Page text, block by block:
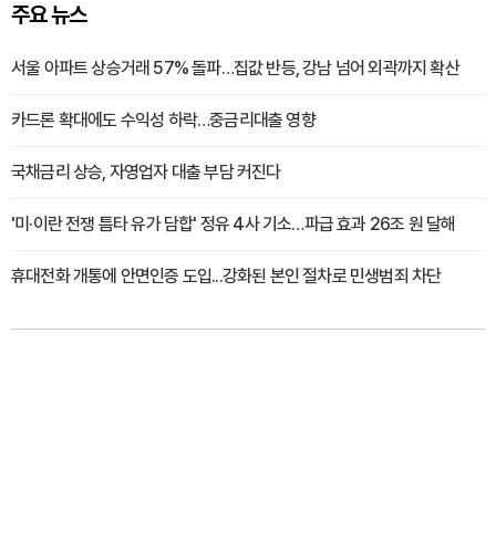
주요 뉴스
서울 아파트 상승거래 57% 돌파…집값 반등, 강남 넘어 외곽까지 확산
카드론 확대에도 수익성 하락…중금리대출 영향
국채금리 상승, 자영업자 대출 부담 커진다
'미·이란 전쟁 틈타 유가 담합' 정유 4사 기소…파급 효과 26조 원 달해
휴대전화 개통에 안면인증 도입...강화된 본인 절차로 민생범죄 차단